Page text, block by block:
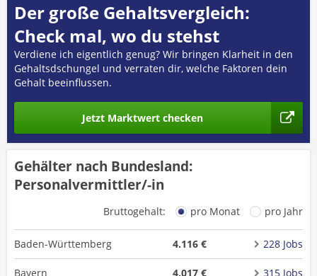
Der große Gehaltsvergleich:
Check mal, wo du stehst
Verdiene ich eigentlich genug? Wir bringen Klarheit in den
Gehaltsdschungel und verraten dir, welche Faktoren dein
Gehalt beeinflussen.
Jetzt Marktwert checken
Gehälter nach Bundesland:
Personalvermittler/-in
Bruttogehalt: pro Monat pro Jahr
Baden-Württemberg 4.116 € 228 Jobs
Bayern 4.017 € 315 Jobs